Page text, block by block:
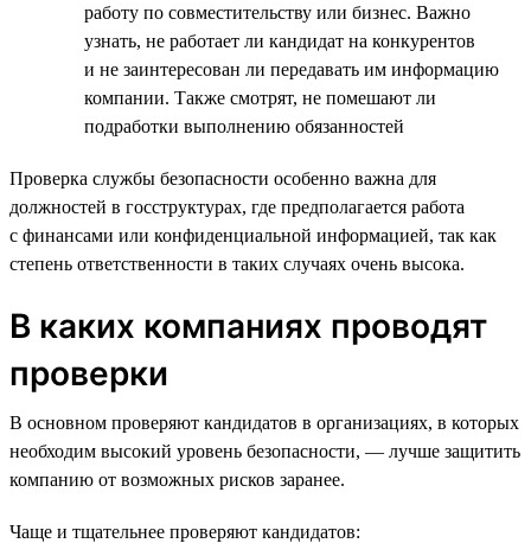
работу по совместительству или бизнес. Важно
узнать, не работает ли кандидат на конкурентов
и не заинтересован ли передавать им информацию
компании. Также смотрят, не помешают ли
подработки выполнению обязанностей
Проверка службы безопасности особенно важна для
должностей в госструктурах, где предполагается работа
с финансами или конфиденциальной информацией, так как
степень ответственности в таких случаях очень высока.
В каких компаниях проводят
проверки
В основном проверяют кандидатов в организациях, в которых
необходим высокий уровень безопасности, — лучше защитить
компанию от возможных рисков заранее.
Чаще и тщательнее проверяют кандидатов: